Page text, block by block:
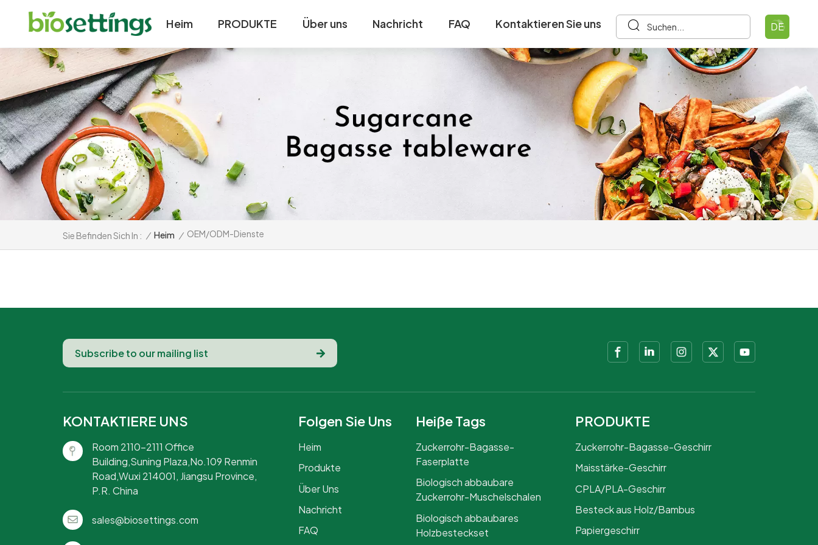
Heim PRODUKTE Über uns Nachricht FAQ Kontaktieren Sie uns DE
Sie Befinden Sich In : / Heim / OEM/ODM-Dienste
KONTAKTIERE UNS
Room 2110-2111 Office
Building,Suning Plaza,No.109 Renmin
Road,Wuxi 214001, Jiangsu Province,
P.R. China
sales@biosettings.com
Folgen Sie Uns
Heim
Produkte
Über Uns
Nachricht
FAQ
Heiße Tags
Zuckerrohr-Bagasse-
Faserplatte
Biologisch abbaubare
Zuckerrohr-Muschelschalen
Biologisch abbaubares
Holzbesteckset
PRODUKTE
Zuckerrohr-Bagasse-Geschirr
Maisstärke-Geschirr
CPLA/PLA-Geschirr
Besteck aus Holz/Bambus
Papiergeschirr